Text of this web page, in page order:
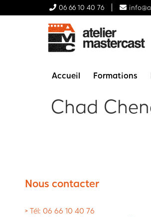
06 66 10 40 76
Accueil Formations
Chad
Nous contacter
> Tél: 06 66 10 40 76